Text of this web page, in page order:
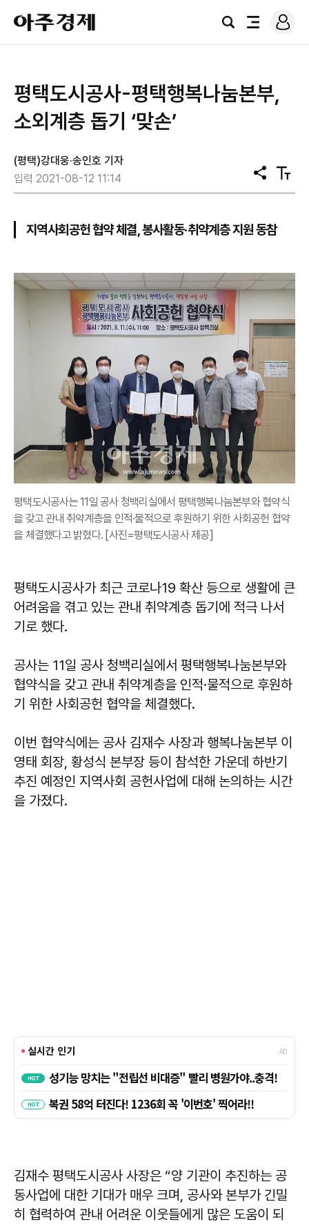
아
주
경
검
전
로
그
평택도시공사-평택행복나눔본부,
소외계층 돕기 ‘맞손’
(평택)강대웅·송인호 기자
입력 2021-08-12 11:14
공
유
텍
스
지역사회공헌 협약 체결, 봉사활동·취약계층 지원 동참
평택도시공사는 11일 공사 청백리실에서 평택행복나눔본부와 협약식
을 갖고 관내 취약계층을 인적·물적으로 후원하기 위한 사회공헌 협약
을 체결했다고 밝혔다. [사진=평택도시공사 제공]
평택도시공사가 최근 코로나19 확산 등으로 생활에 큰
어려움을 겪고 있는 관내 취약계층 돕기에 적극 나서
기로 했다.
공사는 11일 공사 청백리실에서 평택행복나눔본부와
협약식을 갖고 관내 취약계층을 인적·물적으로 후원하
기 위한 사회공헌 협약을 체결했다.
이번 협약식에는 공사 김재수 사장과 행복나눔본부 이
영태 회장, 황성식 본부장 등이 참석한 가운데 하반기
추진 예정인 지역사회 공헌사업에 대해 논의하는 시간
을 가졌다.
김재수 평택도시공사 사장은 “양 기관이 추진하는 공
동사업에 대한 기대가 매우 크며, 공사와 본부가 긴밀
히 협력하여 관내 어려운 이웃들에게 많은 도움이 되